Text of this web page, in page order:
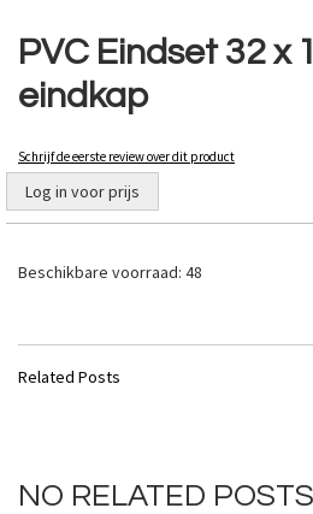
PVC Eindset 32 x
eindkap
Schrijf de eerste review over dit product
Log in voor prijs
Beschikbare voorraad: 48
naar
het
begin
van
afbeeldingen-
gallerij
Related Posts
NO RELATED POSTS